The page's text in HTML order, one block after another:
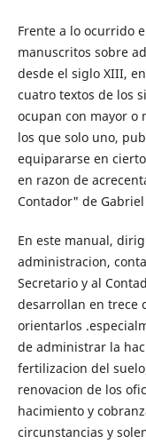
Frente a lo ocurrido
manuscritos sobre
desde el siglo XIII,
cuatro textos de los
ocupan con mayor o
los que solo uno,
equipararse en
en razon de
Contador" de
En este manual,
administracion,
Secretario y al
desarrollan en trece
orientarlos
de administrar la
fertilizacion del
renovacion de los
hacimiento y
circunstancias y